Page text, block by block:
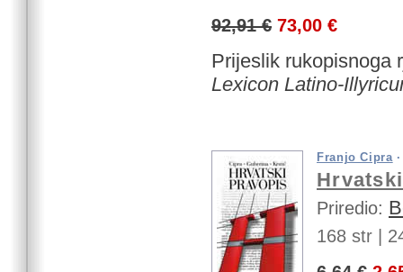
92,91 € 73,00 €
Prijeslik rukopisnoga
Lexicon Latino-
Franjo Cipra
Priredio:
168 str |